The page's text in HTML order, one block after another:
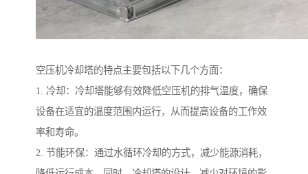
空压机冷却塔的特点主要包括以下几个方面：
1. 冷却：冷却塔能够有效降低空压机的排气温度，确保
设备在适宜的温度范围内运行，从而提高设备的工作效
率和寿命。
2. 节能环保：通过水循环冷却的方式，减少能源消耗，